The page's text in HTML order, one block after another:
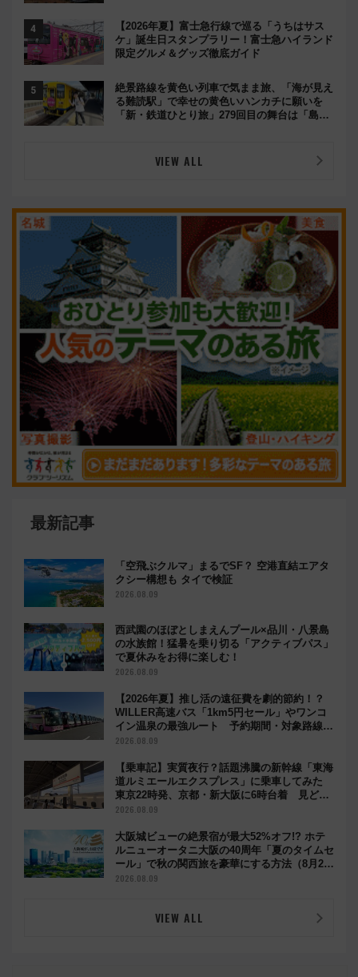
【2026年夏】富士急行線で巡る「うちはサス
ケ」誕生日スタンプラリー！富士急ハイランド
限定グルメ＆グッズ徹底ガイド
絶景路線を黄色い列車で気まま旅、「海が見え
る難読駅」で幸せの黄色いハンカチに願いを
「新・鉄道ひとり旅」279回目の舞台は「島原
VIEW ALL
最新記事
「空飛ぶクルマ」まるでSF？ 空港直結エアタ
クシー構想も タイで検証
2026.08.09
西武園のほぼとしまえんプール×品川・八景島
の水族館！猛暑を乗り切る「アクティブパス」
で夏休みをお得に楽しむ！
2026.08.09
【2026年夏】推し活の遠征費を劇的節約！？
WILLER高速バス「1km5円セール」やワンコ
イン温泉の最強ルート 予約期間・対象路線ま
とめ
2026.08.09
【乗車記】実質夜行？話題沸騰の新幹線「東海
道ルミエールエクスプレス」に乗車してみた
東京22時発、京都・新大阪に6時台着 見どこ
ろは岐阜羽島の素晴らし過ぎる朝
2026.08.09
大阪城ビューの絶景宿が最大52%オフ!? ホテ
ルニューオータニ大阪の40周年「夏のタイムセ
ール」で秋の関西旅を豪華にする方法（8月20
日まで！）
2026.08.09
VIEW ALL